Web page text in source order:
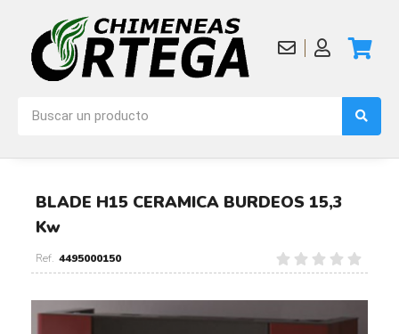
BLADE H15 CERAMICA BURDEOS 15,3
Kw
4495000150